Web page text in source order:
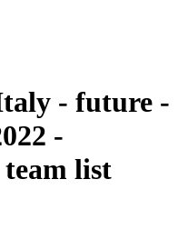
- future -
-
team list